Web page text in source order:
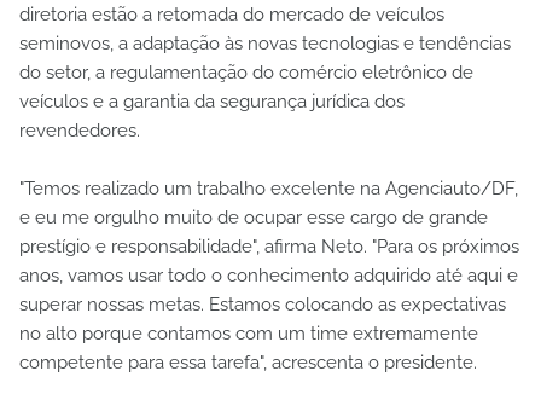
diretoria estão a retomada do mercado de veículos
seminovos, a adaptação às novas tecnologias e tendências
do setor, a regulamentação do comércio eletrônico de
veículos e a garantia da segurança jurídica dos
revendedores.
"Temos realizado um trabalho excelente na Agenciauto/DF,
e eu me orgulho muito de ocupar esse cargo de grande
prestígio e responsabilidade", afirma Neto. "Para os próximos
anos, vamos usar todo o conhecimento adquirido até aqui e
superar nossas metas. Estamos colocando as expectativas
no alto porque contamos com um time extremamente
competente para essa tarefa", acrescenta o presidente.